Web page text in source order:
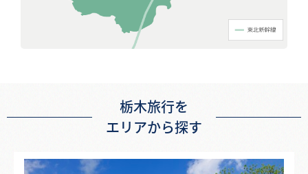
栃木旅行を
エリアから探す